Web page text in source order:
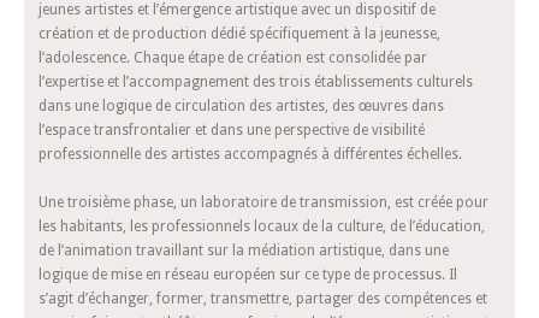
jeunes artistes et l’émergence artistique avec un dispositif de
création et de production dédié spécifiquement à la jeunesse,
l’adolescence. Chaque étape de création est consolidée par
l’expertise et l’accompagnement des trois établissements culturels
dans une logique de circulation des artistes, des œuvres dans
l’espace transfrontalier et dans une perspective de visibilité
professionnelle des artistes accompagnés à différentes échelles.
Une troisième phase, un laboratoire de transmission, est créée pour
les habitants, les professionnels locaux de la culture, de l’éducation,
de l’animation travaillant sur la médiation artistique, dans une
logique de mise en réseau européen sur ce type de processus. Il
s’agit d’échanger, former, transmettre, partager des compétences et